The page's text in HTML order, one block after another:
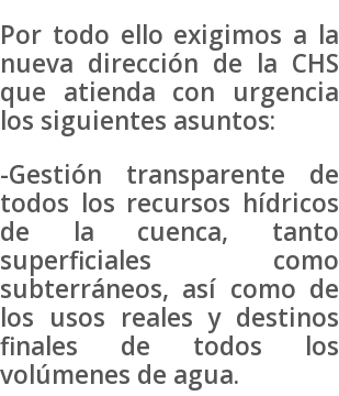
Por todo ello exigimos a la
nueva dirección de la CHS
que atienda con urgencia
los siguientes asuntos:
-Gestión transparente de
todos los recursos hídricos
de la cuenca, tanto
superficiales como
subterráneos, así como de
los usos reales y destinos
finales de todos los
volúmenes de agua.